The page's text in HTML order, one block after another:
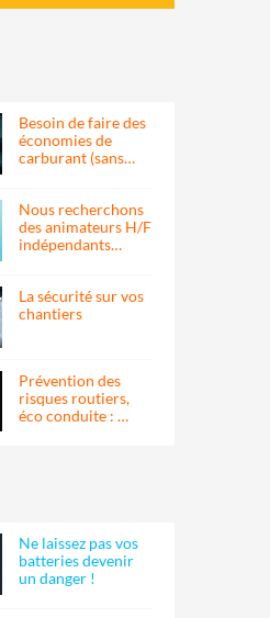
Besoin de faire des
économies de
carburant (sans…
Nous recherchons
des animateurs H/F
indépendants…
La sécurité sur vos
chantiers
Prévention des
risques routiers,
éco conduite : …
Ne laissez pas vos
batteries devenir
un danger !